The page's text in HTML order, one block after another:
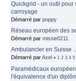
Quickgrid - un outil pour
carroyage
Démarré par poppy
Réseau européen des
Démarré par missie0211
Ambulancier en Suisse
Démarré parAxel « 1 2 3 4 5
Paramédicaux
l'équivalence d'un